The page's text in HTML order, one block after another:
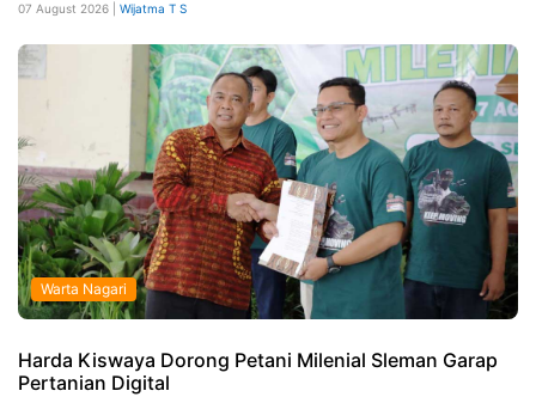
07 August 2026 | Wijatma T S
Warta Nagari
Harda Kiswaya Dorong Petani Milenial Sleman Garap
Pertanian Digital